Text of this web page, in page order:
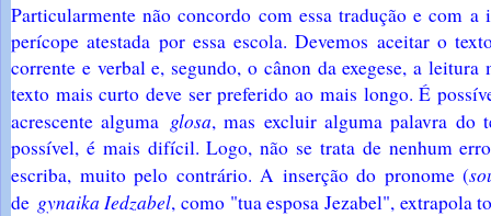
Particularmente não concordo com essa tradução e com a
perícope atestada por essa escola. Devemos aceitar o
corrente e verbal e, segundo, o cânon da exegese, a leitura
texto mais curto deve ser preferido ao mais longo. É
acrescente alguma glosa, mas excluir alguma palavra do
possível, é mais difícil. Logo, não se trata de nenhum
escriba, muito pelo contrário. A inserção do pronome (
de gynaika Iedzabel, como "tua esposa Jezabel", extrapola